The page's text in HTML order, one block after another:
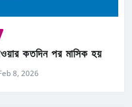
কতদিন পর মাসিক হয়
8, 2026